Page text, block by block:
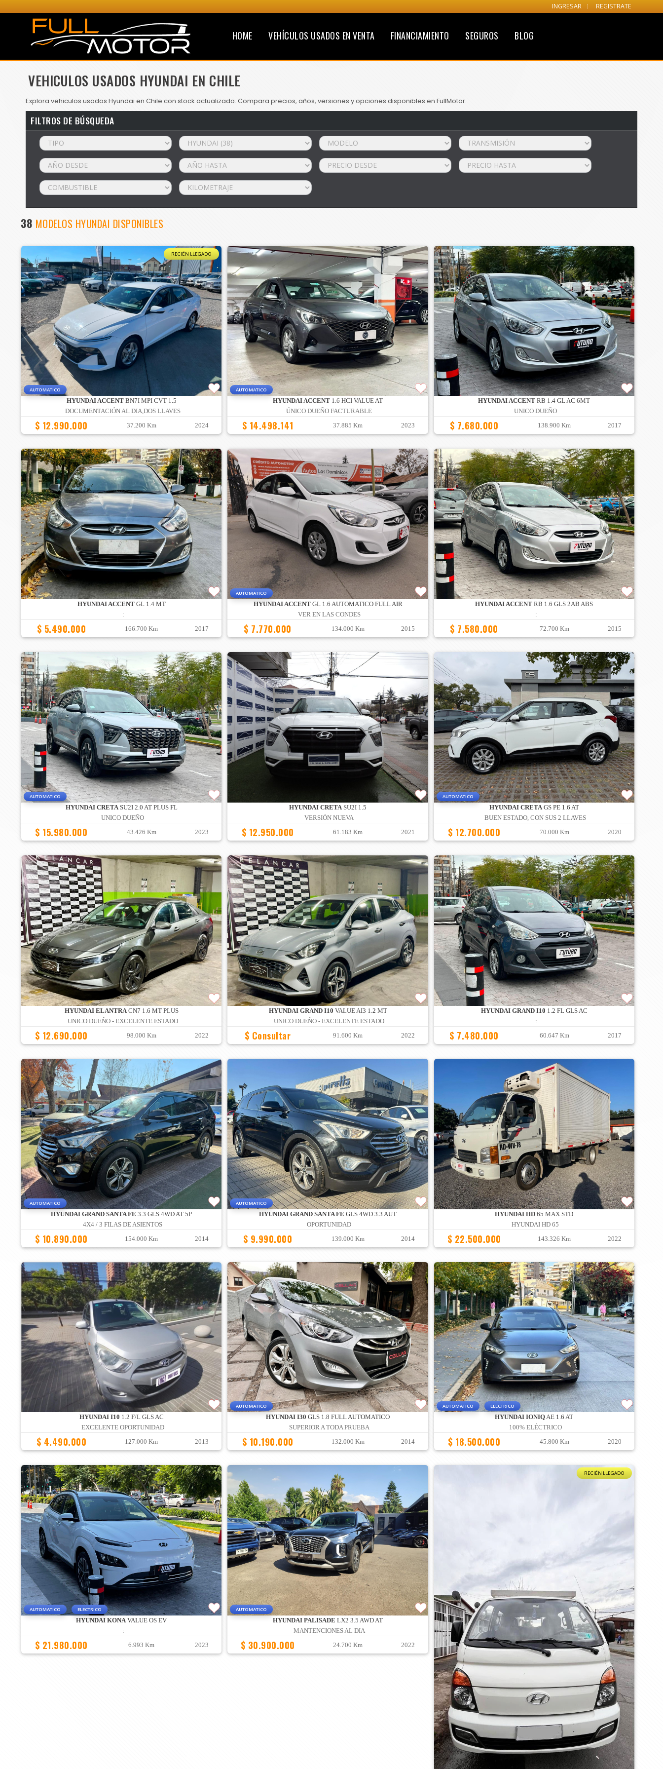
INGRESAR REGISTRATE
HOME VEHÍCULOS USADOS EN VENTA FINANCIAMIENTO SEGUROS BLOG
VEHICULOS USADOS HYUNDAI EN CHILE
Explora vehiculos usados Hyundai en Chile con stock actualizado. Compara precios, años, versiones y opciones disponibles en FullMotor.
FILTROS DE BÚSQUEDA
38 MODELOS HYUNDAI DISPONIBLES
RECIÉN LLEGADO
AUTOMATICO
HYUNDAI ACCENTBN7I MPI CVT 1.5
DOCUMENTACIÓN AL DIA,DOS LLAVES
$ 12.990.000 37.200 Km 2024
AUTOMATICO
HYUNDAI ACCENT 1.6 HCI VALUE AT
ÚNICO DUEÑO FACTURABLE
$ 14.498.141 37.885 Km 2023
HYUNDAI ACCENT RB 1.4 GL AC 6MT
UNICO DUEÑO
$ 7.680.000 138.900 Km 2017
HYUNDAI ACCENTGL 1.4 MT
:
$ 5.490.000 166.700 Km 2017
AUTOMATICO
HYUNDAI ACCENTGL 1.6 AUTOMATICO FULL AIR
VER EN LAS CONDES
$ 7.770.000 134.000 Km 2015
HYUNDAI ACCENT RB 1.6 GLS 2AB ABS
:
$ 7.580.000 72.700 Km 2015
AUTOMATICO
HYUNDAI CRETASU2I 2.0 AT PLUS FL
UNICO DUEÑO
$ 15.980.000 43.426 Km 2023
HYUNDAI CRETASU2I 1.5
VERSIÓN NUEVA
$ 12.950.000 61.183 Km 2021
AUTOMATICO
HYUNDAI CRETAGS PE 1.6 AT
BUEN ESTADO, CON SUS 2 LLAVES
$ 12.700.000 70.000 Km 2020
HYUNDAI ELANTRACN7 1.6 MT PLUS
UNICO DUEÑO - EXCELENTE ESTADO
$ 12.690.000 98.000 Km 2022
HYUNDAI GRAND I10 VALUE AI3 1.2 MT
UNICO DUEÑO - EXCELENTE ESTADO
$ Consultar 91.600 Km 2022
HYUNDAI GRAND I10 1.2 FL GLS AC
:
$ 7.480.000 60.647 Km 2017
AUTOMATICO
HYUNDAI GRAND SANTA FE 3.3 GLS 4WD AT 5P
4X4 / 3 FILAS DE ASIENTOS
$ 10.890.000 154.000 Km 2014
AUTOMATICO
HYUNDAI GRAND SANTA FE GLS 4WD 3.3 AUT
OPORTUNIDAD
$ 9.990.000 139.000 Km 2014
HYUNDAI HD 65 MAX STD
HYUNDAI HD 65
$ 22.500.000 143.326 Km 2022
HYUNDAI I10 1.2 F/L GLS AC
EXCELENTE OPORTUNIDAD
$ 4.490.000 127.000 Km 2013
AUTOMATICO
HYUNDAI I30 GLS 1.8 FULL AUTOMATICO
SUPERIOR A TODA PRUEBA
$ 10.190.000 132.000 Km 2014
AUTOMATICO ELECTRICO
HYUNDAI IONIQAE 1.6 AT
100% ELÉCTRICO
$ 18.500.000 45.800 Km 2020
AUTOMATICO ELECTRICO
HYUNDAI KONAVALUE OS EV
:
$ 21.980.000 6.993 Km 2023
AUTOMATICO
HYUNDAI PALISADE LX2 3.5 AWD AT
MANTENCIONES AL DIA
$ 30.900.000 24.700 Km 2022
RECIÉN LLEGADO